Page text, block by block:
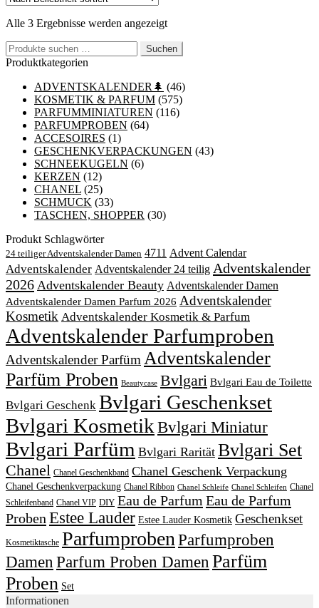
Alle 3 Ergebnisse werden angezeigtNach
sortiert
Suchen
nach:
Suchen
Produktkategorien
ADVENTSKALENDER🌲 (46)
KOSMETIK & PARFUM (575)
PARFUMMINIATUREN (116)
PARFUMPROBEN (64)
ACCESOIRES (1)
GESCHENKVERPACKUNGEN (43)
SCHNEEKUGELN (6)
KERZEN (12)
CHANEL (25)
SCHMUCK (33)
TASCHEN, SHOPPER (30)
Produkt Schlagwörter
24 teiliger Adventskalender Damen 4711 Advent Calendar
Adventskalender Adventskalender 24 teilig Adventskalender
2026 Adventskalender Beauty Adventskalender Damen
Adventskalender Damen Parfum 2026 Adventskalender
Kosmetik Adventskalender Kosmetik & Parfum
Adventskalender Parfumproben
Adventskalender ParfümAdventskalender
Parfüm Proben Beautycase Bvlgari Bvlgari Eau de Toilette
Bvlgari Geschenk Bvlgari Geschenkset
Bvlgari KosmetikBvlgari Miniatur
Bvlgari Parfüm Bvlgari Rarität Bvlgari Set
Chanel Chanel Geschenkband Chanel Geschenk Verpackung
Chanel Geschenkverpackung Chanel Ribbon Chanel Schleife Chanel Schleifen Chanel
Schleifenband Chanel VIP DIY Eau de Parfum Eau de Parfum
Proben Estee Lauder Estee Lauder Kosmetik Geschenkset
Kosmetiktasche ParfumprobenParfumproben
Damen Parfum Proben Damen Parfüm
Proben Set
Informationen